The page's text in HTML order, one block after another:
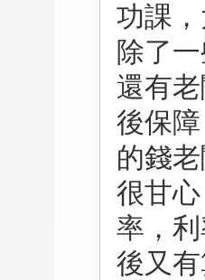
功課
除了
還有
後保
的錢
很甘
率，
後又